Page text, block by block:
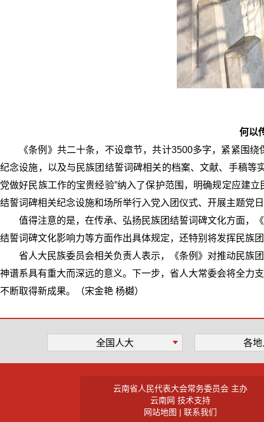
何以
《条例》共二十条，不设章节，共计3500多字，紧紧围
纪念设施，以及与民族团结誓词碑相关的档案、文献、手稿等
党做好民族工作的宝贵经验”纳入了保护范围，明确规定应建
结誓词碑相关纪念设施和场所举行入党入团仪式、开展主题党
值得注意的是，在传承、弘扬民族团结誓词碑文化方面，
结誓词碑文化影响力等方面作出具体规定，还特别将发挥民族
省人大民族委员会相关负责人表示，《条例》对推动民族
神谱系具有重大而深远的意义。下一步，省人大常委会将全力
不断取得新成果。（宋金艳 杨樾）
全国人大 各
云南省人民代表大会常务委员会 主办
云南网 技术支持
网站地图 | 联系我们